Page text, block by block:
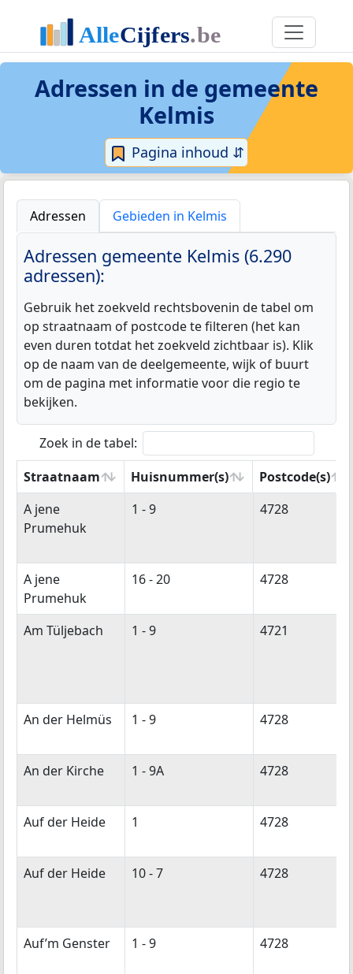
Adressen in de gemeente
Kelmis
Pagina inhoud ⇵
Adressen Gebieden in Kelmis
Adressen gemeente Kelmis (6.290
adressen):
Gebruik het zoekveld rechtsbovenin de tabel om
op straatnaam of postcode te filteren (het kan
even duren totdat het zoekveld zichtbaar is). Klik
op de naam van de deelgemeente, wijk of buurt
om de pagina met informatie voor die regio te
bekijken.
Zoek in de tabel:
Straatnaam
Huisnummer(s)
Postcode(s)
Straatnaam
Huisnummer(s) Postcode(s)
A jene
Prumehuk
1 - 9 4728
A jene
Prumehuk
16 - 20 4728
Am Tüljebach 1 - 9 4721
An der Helmüs 1 - 9 4728
An der Kirche 1 - 9A 4728
Auf der Heide 1 4728
Auf der Heide 10 - 7 4728
Auf’m Genster 1 - 9 4728